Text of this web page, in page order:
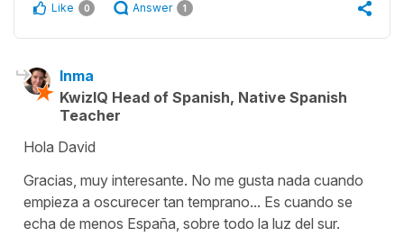
Like 0 Answer 1
Inma
KwizIQ Head of Spanish, Native Spanish
Teacher
Hola David
Gracias, muy interesante. No me gusta nada cuando
empieza a oscurecer tan temprano... Es cuando se
echa de menos España, sobre todo la luz del sur.